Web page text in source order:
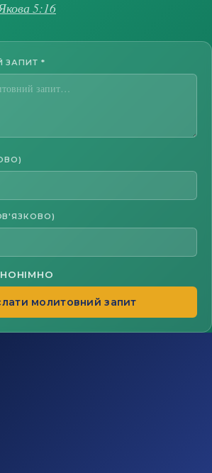
5:16
ЗАПИТ *
молитовний запит